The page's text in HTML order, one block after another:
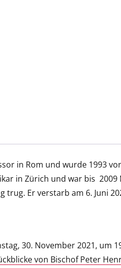
in Rom und wurde 1993
in Zürich und war bis
trug. Er verstarb am 6. Juni
30. November 2021, um
von Bischof Peter